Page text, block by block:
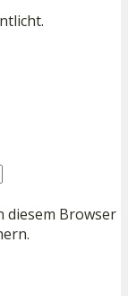
diesem Browser